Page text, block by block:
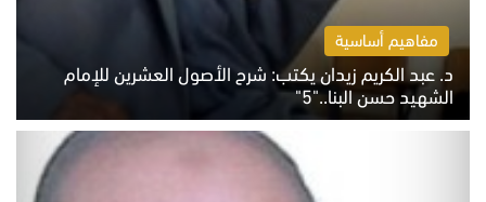
مفاهيم أساسية
د. عبد الكريم زيدان يكتب: شرح الأصول العشرين للإمام
الشهيد حسن البنا.."5"
السبت 8 أغسطس 2026 10:46 ص